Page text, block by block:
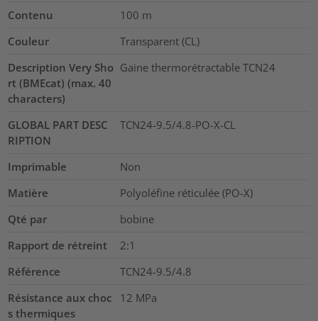
Contenu
100 m
Couleur
Transparent (CL)
Description Very Sho
rt (BMEcat) (max. 40
characters)
Gaine thermorétractable TCN24
GLOBAL PART DESC
RIPTION
TCN24-9.5/4.8-PO-X-CL
Imprimable
Non
Matière
Polyoléfine réticulée (PO-X)
Qté par
bobine
Rapport de rétreint
2:1
Référence
TCN24-9.5/4.8
Résistance aux choc
s thermiques
12 MPa